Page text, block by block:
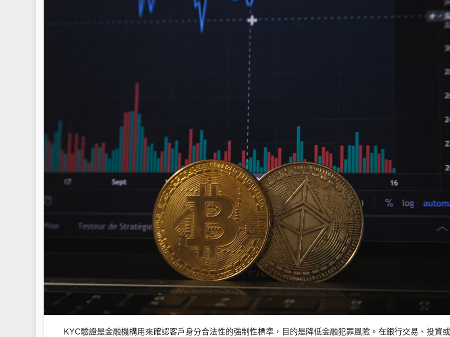
KYC驗證是金融機構用來確認客戶身分合法性的強制性標準，目的是降低金融犯罪風險。在銀行交易、投資